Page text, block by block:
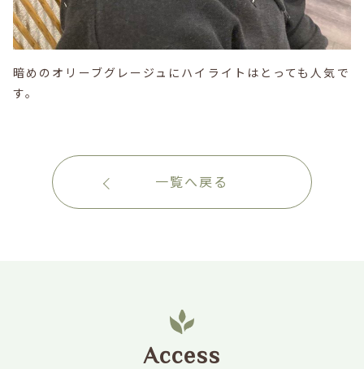
暗めのオリーブグレージュにハイライトはとっても人気で
す。
一覧へ戻る
Access